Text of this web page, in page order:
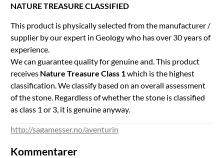
NATURE TREASURE CLASSIFIED
This product is physically selected from the manufacturer /
supplier by our expert in Geology who has over 30 years of
experience.
We can guarantee quality for genuine and. This product
receives Nature Treasure Class 1 which is the highest
classification. We classify based on an overall assessment
of the stone. Regardless of whether the stone is classified
as class 1 or 3, it is genuine anyway.
http://sagamesser.no/aventurin
Kommentarer